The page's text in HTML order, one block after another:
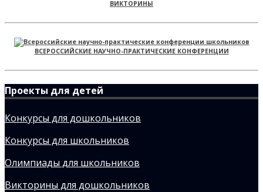
ВИКТОРИНЫ
ВСЕРОССИЙСКИЕ НАУЧНО-ПРАКТИЧЕСКИЕ КОНФЕРЕНЦИИ
Проекты для детей
Конкурсы для дошкольников
Конкурсы для школьников
Олимпиады для школьников
Викторины для дошкольников